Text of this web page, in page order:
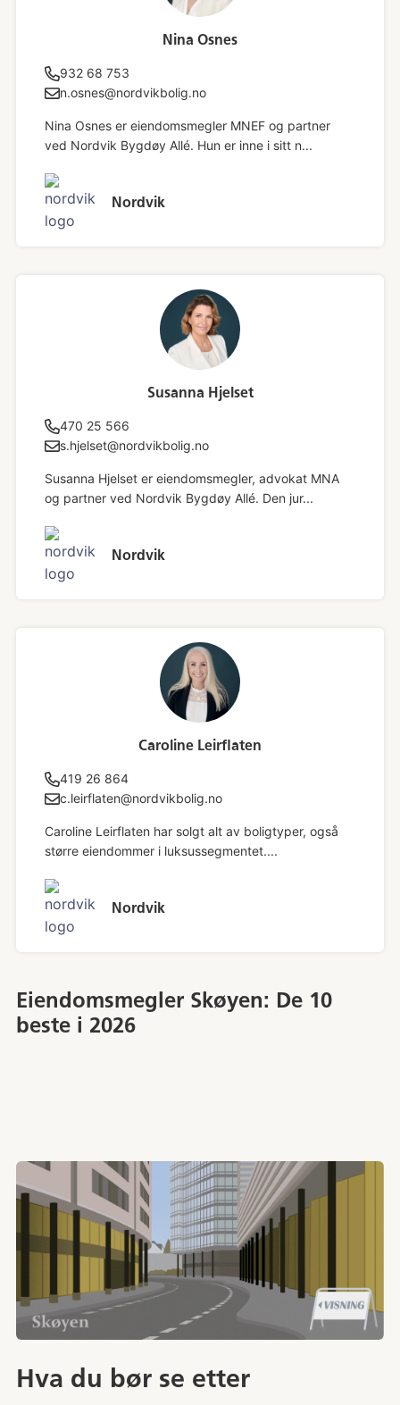
Nina Osnes
932 68 753
n.osnes@nordvikbolig.no
Nina Osnes er eiendomsmegler MNEF og partner
ved Nordvik Bygdøy Allé. Hun er inne i sitt n...
Nordvik
Susanna Hjelset
470 25 566
s.hjelset@nordvikbolig.no
Susanna Hjelset er eiendomsmegler, advokat MNA
og partner ved Nordvik Bygdøy Allé. Den jur...
Nordvik
Caroline Leirflaten
419 26 864
c.leirflaten@nordvikbolig.no
Caroline Leirflaten har solgt alt av boligtyper, også
større eiendommer i luksussegmentet....
Nordvik
Eiendomsmegler Skøyen: De 10
beste i 2026
Hva du bør se etter